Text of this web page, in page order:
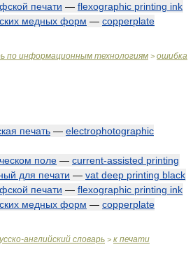
печати — flexographic printing ink
медных форм — copperplate
по информационным технологиям > ошибка
печать — electrophotographic
поле — current-assisted printing
для печати — vat deep printing black
печати — flexographic printing ink
медных форм — copperplate
английский словарь > к печати